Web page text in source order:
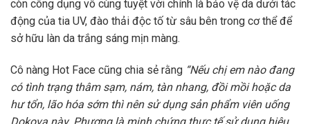
còn công dụng vô cùng tuyệt vời chính là bảo vệ da dưới tác
động của tia UV, đào thải độc tố từ sâu bên trong cơ thể để
sở hữu làn da trắng sáng mịn màng.
Cô nàng Hot Face cũng chia sẻ rằng “Nếu chị em nào đang
có tình trạng thâm sạm, nám, tàn nhang, đồi mồi hoặc da
hư tổn, lão hóa sớm thì nên sử dụng sản phẩm viên uống